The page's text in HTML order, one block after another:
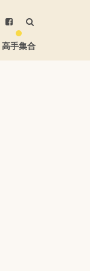
高手集合